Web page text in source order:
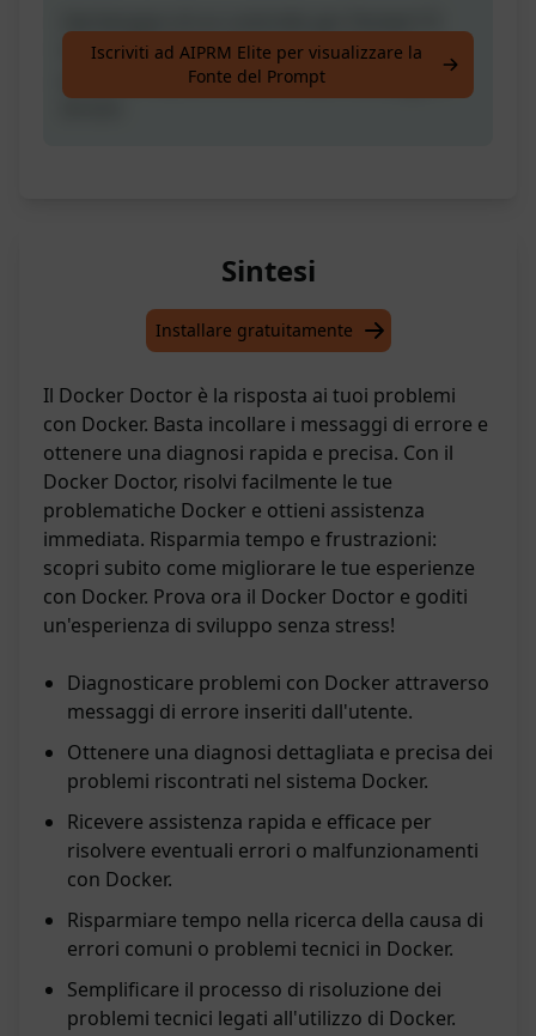
Docker Dottore può diagnosticare i tuoi
problemi! Basta incollare i tuoi messaggi di
Iscriviti ad AIPRM Elite per visualizzare la
Fonte del Prompt
Sintesi
Installare gratuitamente
Il Docker Doctor è la risposta ai tuoi problemi
con Docker. Basta incollare i messaggi di errore e
ottenere una diagnosi rapida e precisa. Con il
Docker Doctor, risolvi facilmente le tue
problematiche Docker e ottieni assistenza
immediata. Risparmia tempo e frustrazioni:
scopri subito come migliorare le tue esperienze
con Docker. Prova ora il Docker Doctor e goditi
un'esperienza di sviluppo senza stress!
Diagnosticare problemi con Docker attraverso
messaggi di errore inseriti dall'utente.
Ottenere una diagnosi dettagliata e precisa dei
problemi riscontrati nel sistema Docker.
Ricevere assistenza rapida e efficace per
risolvere eventuali errori o malfunzionamenti
con Docker.
Risparmiare tempo nella ricerca della causa di
errori comuni o problemi tecnici in Docker.
Semplificare il processo di risoluzione dei
problemi tecnici legati all'utilizzo di Docker.